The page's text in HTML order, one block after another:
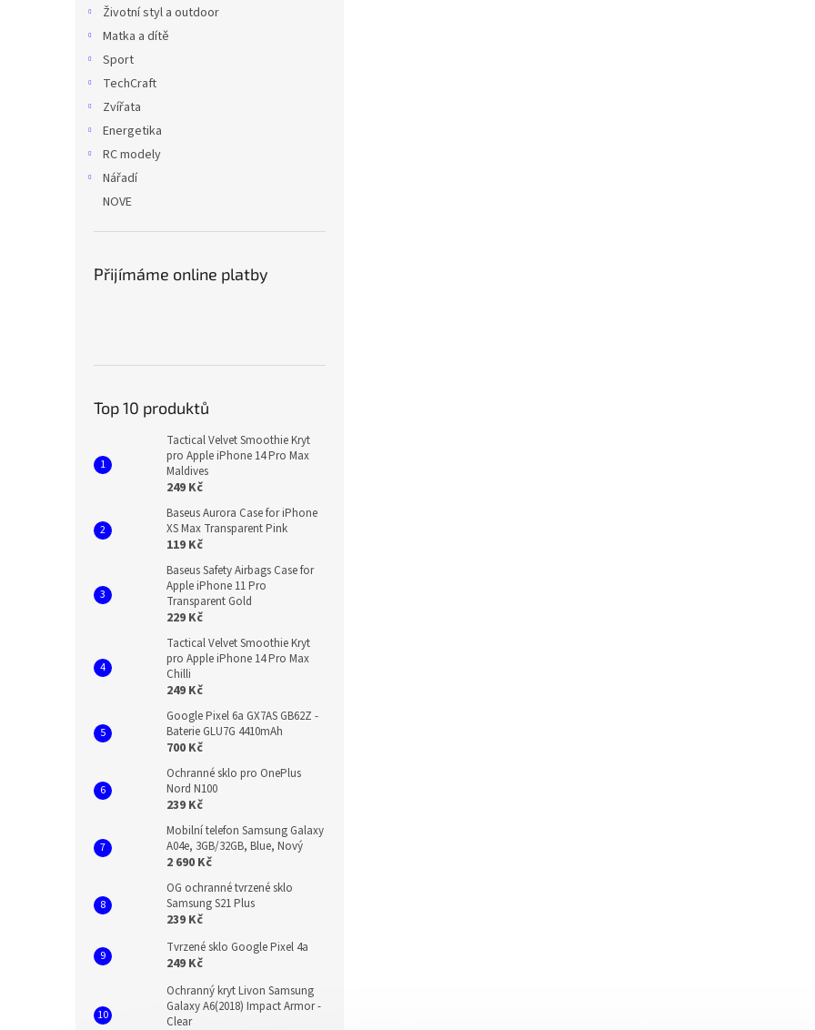
Životní styl a outdoor
Matka a dítě
Sport
TechCraft
Zvířata
Energetika
RC modely
Nářadí
NOVE
Přijímáme online platby
Top 10 produktů
Tactical Velvet Smoothie Kryt
pro Apple iPhone 14 Pro Max
Maldives
249 Kč
Baseus Aurora Case for iPhone
XS Max Transparent Pink
119 Kč
Baseus Safety Airbags Case for
Apple iPhone 11 Pro
Transparent Gold
229 Kč
Tactical Velvet Smoothie Kryt
pro Apple iPhone 14 Pro Max
Chilli
249 Kč
Google Pixel 6a GX7AS GB62Z -
Baterie GLU7G 4410mAh
700 Kč
Ochranné sklo pro OnePlus
Nord N100
239 Kč
Mobilní telefon Samsung Galaxy
A04e, 3GB/32GB, Blue, Nový
2 690 Kč
OG ochranné tvrzené sklo
Samsung S21 Plus
239 Kč
Tvrzené sklo Google Pixel 4a
249 Kč
Ochranný kryt Livon Samsung
Galaxy A6(2018) Impact Armor -
Clear